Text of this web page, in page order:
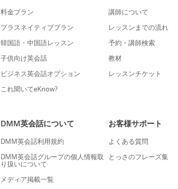
料金プラン
プラスネイティブプラン
韓国語・中国語レッスン
子供向け英会話
ビジネス英会話オプション
これ聞いてeKnow?
講師について
レッスンまでの流れ
予約・講師検索
教材
レッスンチケット
DMM英会話について
DMM英会話利用規約
DMM英会話グループの個人情報取
り扱いについて
メディア掲載一覧
お客様サポート
よくある質問
とっさのフレーズ集